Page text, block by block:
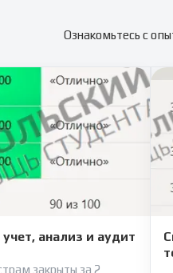
Ознакомьтесь с
анализ и аудит
закрыты за 2